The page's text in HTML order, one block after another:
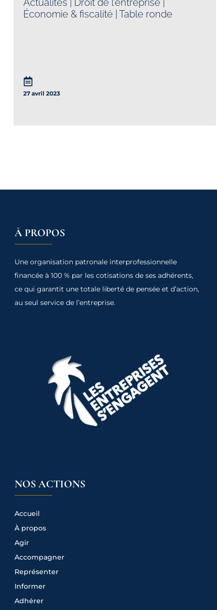
Actualités Droit de l’entreprise
Économie & fiscalité |Table ronde
27 avril 2023
À PROPOS
Une organisation patronale interprofessionnelle
financée à 100 % par les cotisations de ses adhérents,
ce qui garantit une totale liberté de pensée et d’action,
au seul service de l’entreprise.
NOS ACTIONS
Accueil
À propos
Agir
Accompagner
Représenter
Informer
Adhérer